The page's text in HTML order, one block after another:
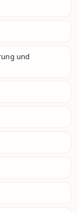
und